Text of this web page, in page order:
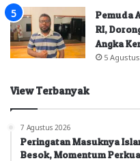
Pemuda
RI,
Angka
5
View Terbanyak
7 Agustus 2026
Peringatan Masuknya
Besok, Momentum